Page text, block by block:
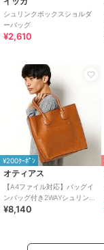
シュリンクボックスショルダ
ーバッグ
¥2,610
¥200ｸｰﾎﾟﾝ
オティアス
【A4ファイル対応】バッグイ
ンバッグ付き2WAYシュリンク
レザータイプ合皮トートバッ
¥8,140